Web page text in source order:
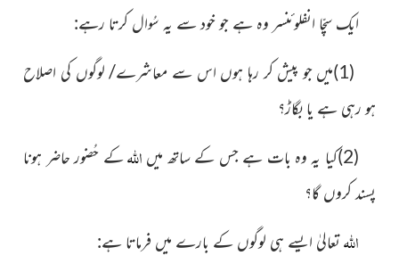
ایک سچّا انفلوئنسر وہ ہے جو خود سے یہ سُوال کرتا رہے:
(1)میں جو پیش کر رہا ہوں اس سے معاشرے/ لوگوں کی اصلاح
ہو رہی ہے یا بگاڑ؟
(2)کیا یہ وہ بات ہے جس کے ساتھ میں اللہکے حُضور حاضر ہونا
پسند کروں گا؟
اللہتعالیٰ ایسے ہی لوگوں کے بارے میں فرماتا ہے: